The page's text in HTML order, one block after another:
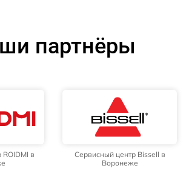
партнёры
в
Сервисный центр Bissell в
Воронеже